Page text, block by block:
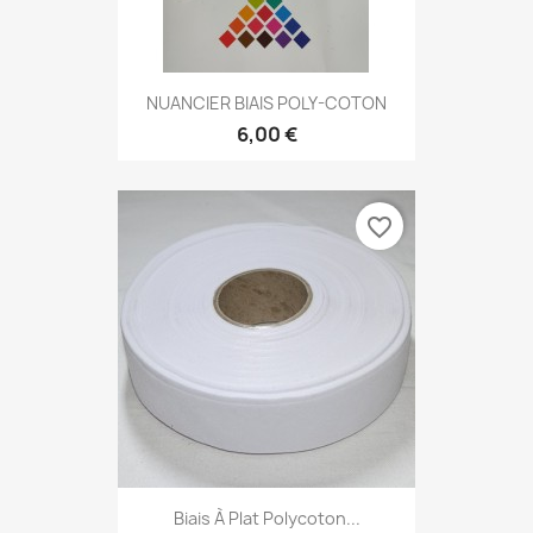
NUANCIER BIAIS POLY-COTON
6,00 €
Biais À Plat Polycoton...
favorite_border